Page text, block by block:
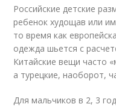
Российские детские
ребенок худощав или
то время как
одежда шьется с
Китайские вещи часто
а турецкие, наоборот,
Для мальчиков в 2, 3